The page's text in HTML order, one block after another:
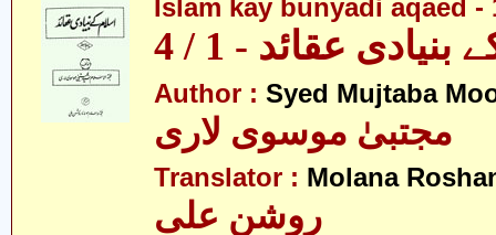
Islam kay bunyadi aqaed -
عقائد - 1 / 4
Author : Syed Mujtaba
مجتبیٰ موسوی لاری
Translator : Molana
روشن علی